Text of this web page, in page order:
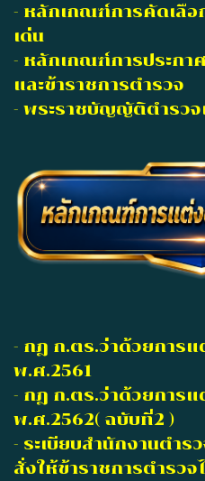
- หลักเกณฑ์การคัดเลือ
เด่น
- หลักเกณฑ์การประกา
และข้าราชการตำรวจ
- พระราชบัญญัติตำรว
- กฎ ก.ตร.ว่าด้วยการ
พ.ศ.2561
- กฎ ก.ตร.ว่าด้วยการ
พ.ศ.2562( ฉบับที่2 )
- ระเบียบสำนักงานตำ
สั่งให้ข้าราชการตำรว